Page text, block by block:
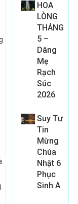
HOA
LÒNG
THÁNG
5 –
Dâng
Mẹ
Rạch
Súc
2026
Suy Tư
Tin
Mừng
Chúa
Nhật 6
Phục
Sinh A